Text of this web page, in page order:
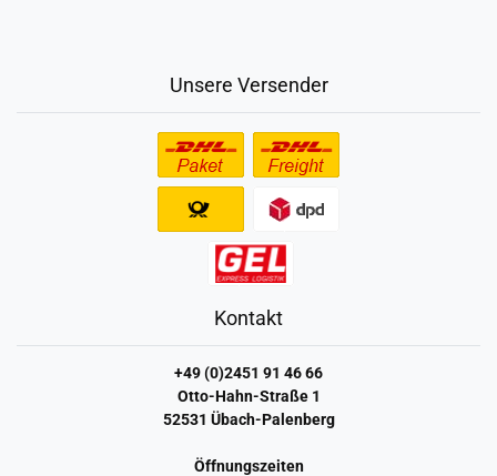
Unsere Versender
Kontakt
+49 (0)2451 91 46 66
Otto-Hahn-Straße 1
52531 Übach-Palenberg
Öffnungszeiten